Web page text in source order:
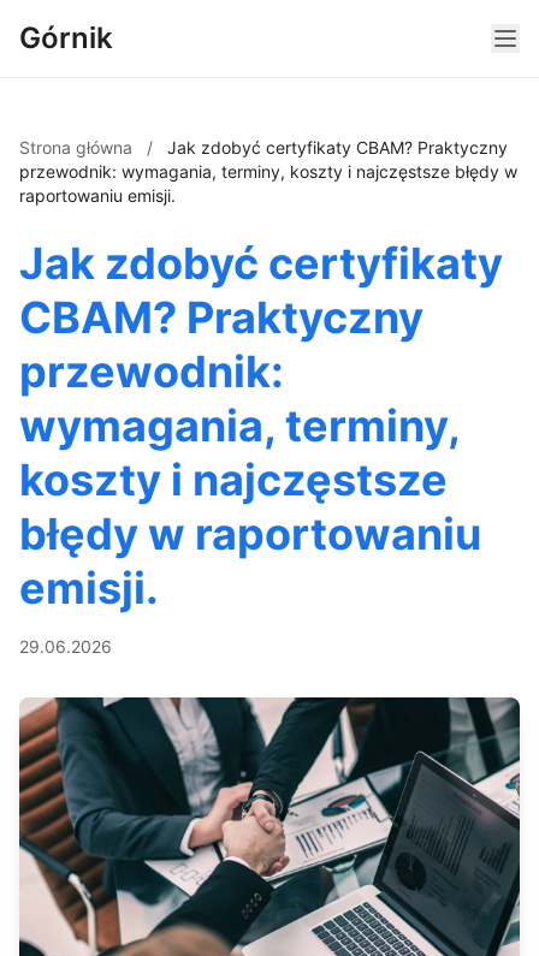
Górnik
Strona główna /
Jak zdobyć certyfikaty CBAM? Praktyczny
przewodnik: wymagania, terminy, koszty i najczęstsze błędy w
raportowaniu emisji.
Jak zdobyć certyfikaty
CBAM? Praktyczny
przewodnik:
wymagania, terminy,
koszty i najczęstsze
błędy w raportowaniu
emisji.
29.06.2026